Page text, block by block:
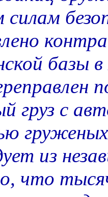
силам
базы
груз с
из
что